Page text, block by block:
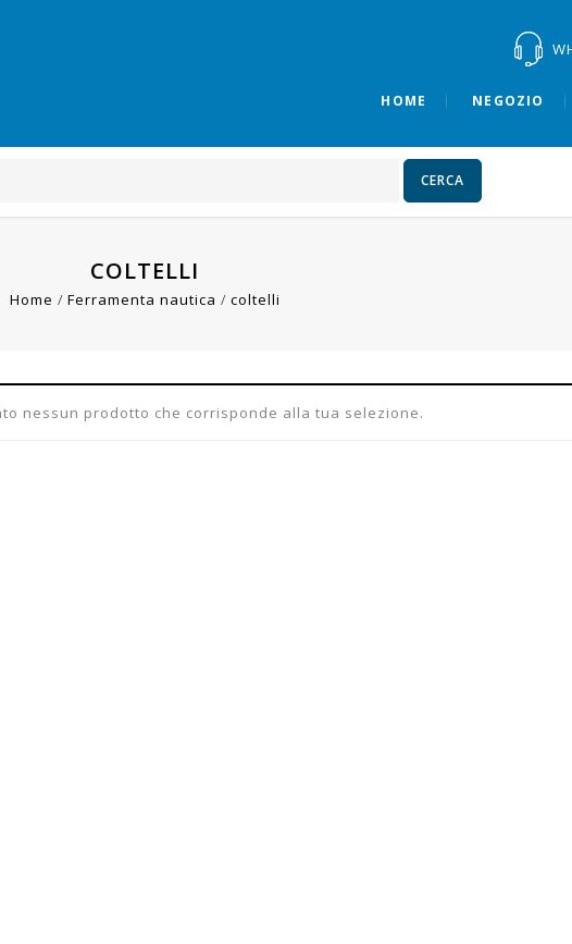
HOME NEGOZIO
CERCA
COLTELLI
Home / Ferramenta nautica / coltelli
nessun prodotto che corrisponde alla tua selezione.